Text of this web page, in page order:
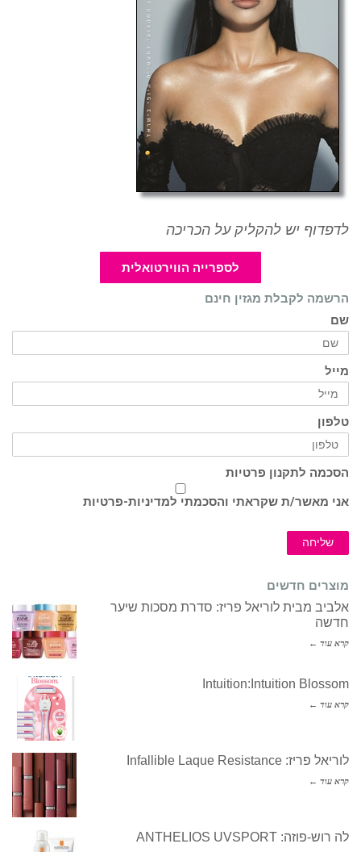
לדפדוף יש להקליק על הכריכה
לספרייה הווירטואלית
הרשמה לקבלת מגזין חינם
שם
מייל
טלפון
הסכמה לתקנון פרטיות
אני מאשר/ת שקראתי והסכמתי למדיניות-פרטיות
שליחה
מוצרים חדשים
אלביב מבית לוריאל פריז: סדרת מסכות שיער
חדשה
קרא עוד ←
Intuition:Intuition Blossom
קרא עוד ←
לוריאל פריז: Infallible Laque Resistance
קרא עוד ←
לה רוש-פוזה: ANTHELIOS UVSPORT